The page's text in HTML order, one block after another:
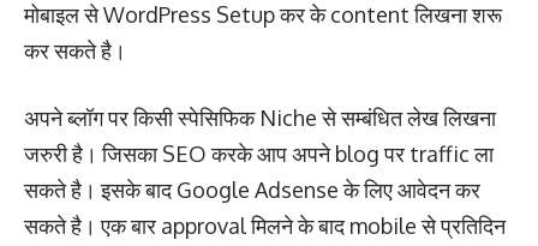
मोबाइल से WordPress Setup कर के content लिखना शरू
कर सकते है।
अपने ब्लॉग पर किसी स्पेसिफिक Niche से सम्बंधित लेख लिखना
जरुरी है। जिसका SEO करके आप अपने blog पर traffic ला
सकते है। इसके बाद Google Adsense के लिए आवेदन कर
सकते है। एक बार approval मिलने के बाद mobile से प्रतिदिन